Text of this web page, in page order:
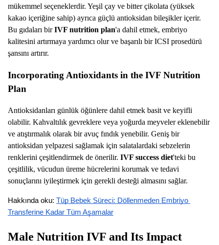
mükemmel seçeneklerdir. Yeşil çay ve bitter çikolata (yüksek
kakao içeriğine sahip) ayrıca güçlü antioksidan bileşikler içerir.
Bu gıdaları birIVF nutrition plan'a dahil etmek, embriyo
kalitesini artırmaya yardımcı olur ve başarılı bir ICSI prosedürü
şansını artırır.
Incorporating Antioxidants in the IVF Nutrition
Plan
Antioksidanları günlük öğünlere dahil etmek basit ve keyifli
olabilir. Kahvaltılık gevreklere veya yoğurda meyveler eklenebilir
ve atıştırmalık olarak bir avuç fındık yenebilir. Geniş bir
antioksidan yelpazesi sağlamak için salatalardaki sebzelerin
renklerini çeşitlendirmek de önerilir. IVF success diet'teki bu
çeşitlilik, vücudun üreme hücrelerini korumak ve tedavi
sonuçlarını iyileştirmek için gerekli desteği almasını sağlar.
Hakkında oku: Tüp Bebek Süreci: Döllenmeden Embriyo
Transferine Kadar Tüm Aşamalar
Male Nutrition IVF and Its Impact